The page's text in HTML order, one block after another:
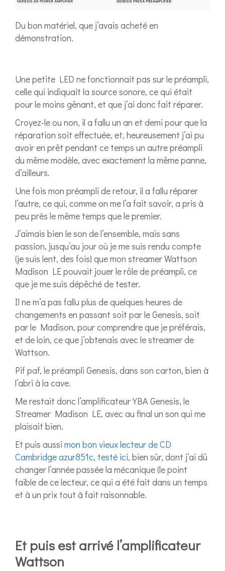
Du bon matériel, que j’avais acheté en
démonstration.
Une petite LED ne fonctionnait pas sur le préampli,
celle qui indiquait la source sonore, ce qui était
pour le moins gênant, et que j’ai donc fait réparer.
Croyez-le ou non, il a fallu un an et demi pour que la
réparation soit effectuée, et, heureusement j’ai pu
avoir en prêt pendant ce temps un autre préampli
du même modèle, avec exactement la même panne,
d’ailleurs.
Une fois mon préampli de retour, il a fallu réparer
l’autre, ce qui, comme on me l’a fait savoir, a pris à
peu près le même temps que le premier.
J’aimais bien le son de l’ensemble, mais sans
passion, jusqu’au jour où je me suis rendu compte
(je suis lent, des fois) que mon streamer Wattson
Madison LE pouvait jouer le rôle de préampli, ce
que je me suis dépêché de tester.
Il ne m’a pas fallu plus de quelques heures de
changements en passant soit par le Genesis, soit
par le Madison, pour comprendre que je préférais,
et de loin, ce que j’obtenais avec le streamer de
Wattson.
Pif paf, le préampli Genesis, dans son carton, bien à
l’abri à la cave.
Me restait donc l’amplificateur YBA Genesis, le
Streamer Madison LE, avec au final un son qui me
plaisait bien.
Et puis aussi mon bon vieux lecteur de CD
Cambridge azur851c, testé ici, bien sûr, dont j’ai dû
changer l’année passée la mécanique (le point
faible de ce lecteur, ce qui a été fait dans un temps
et à un prix tout à fait raisonnable.
Et puis est arrivé l’amplificateur
Wattson